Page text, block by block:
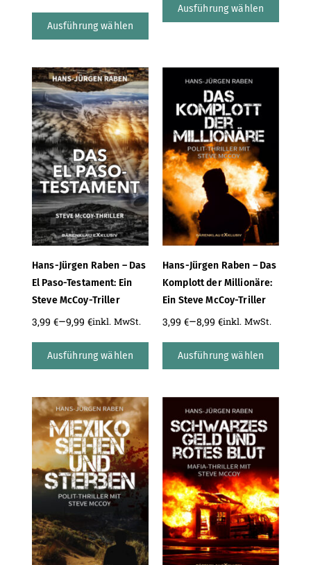
Ausführung wählen
Ausführung wählen
Hans-Jürgen Raben – Das
El Paso-Testament: Ein
Steve McCoy-Triller
3,99 €–9,99 €inkl. MwSt.
Ausführung wählen
Hans-Jürgen Raben – Das
Komplott der Millionäre:
Ein Steve McCoy-Triller
3,99 €–8,99 €inkl. MwSt.
Ausführung wählen